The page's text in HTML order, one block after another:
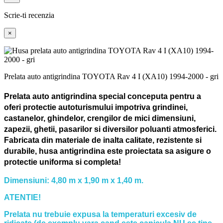
Scrie-ti recenzia
×
Prelata auto antigrindina TOYOTA Rav 4 I (XA10) 1994-2000 - gri
Prelata auto antigrindina special conceputa pentru a
oferi protectie autoturismului impotriva grindinei,
castanelor, ghindelor, crengilor de mici dimensiuni,
zapezii, ghetii, pasarilor si diversilor poluanti atmosferici.
Fabricata din materiale de inalta calitate, rezistente si
durabile, husa antigrindina este proiectata sa asigure o
protectie uniforma si completa!
Dimensiuni: 4,80 m x 1,90 m x 1,40 m.
ATENTIE!
Prelata nu trebuie expusa la temperaturi excesiv de